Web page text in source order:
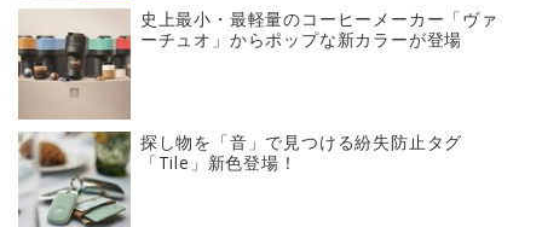
史上最小・最軽量のコーヒーメーカー「ヴァ
ーチュオ」からポップな新カラーが登場
探し物を「音」で見つける紛失防止タグ
「Tile」新色登場！